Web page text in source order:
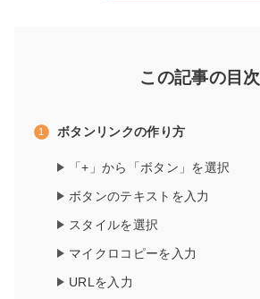
この記事の目次
ボタンリンクの作り方
「+」から「ボタン」を選択
ボタンのテキストを入力
スタイルを選択
マイクロコピーを入力
URLを入力